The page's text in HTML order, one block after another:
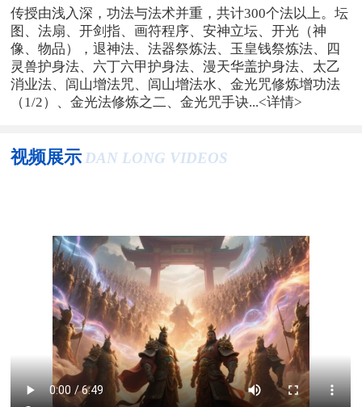
传授由浅入深，功法与法术并重，共计300个法以上。坛
图、法扇、开剑指、画符程序、安神立坛、开光（神
像、物品），退神法、法器祭炼法、玉皇钱祭炼法、四
灵兽护身法、六丁六甲护身法、漫天华盖护身法、太乙
消业法、闾山增法咒、闾山增法水、金光咒修炼增功法
（1/2）、金光法修炼之二、金光咒手诀...<详情>
视频展示 DAN LONG VIDEOS